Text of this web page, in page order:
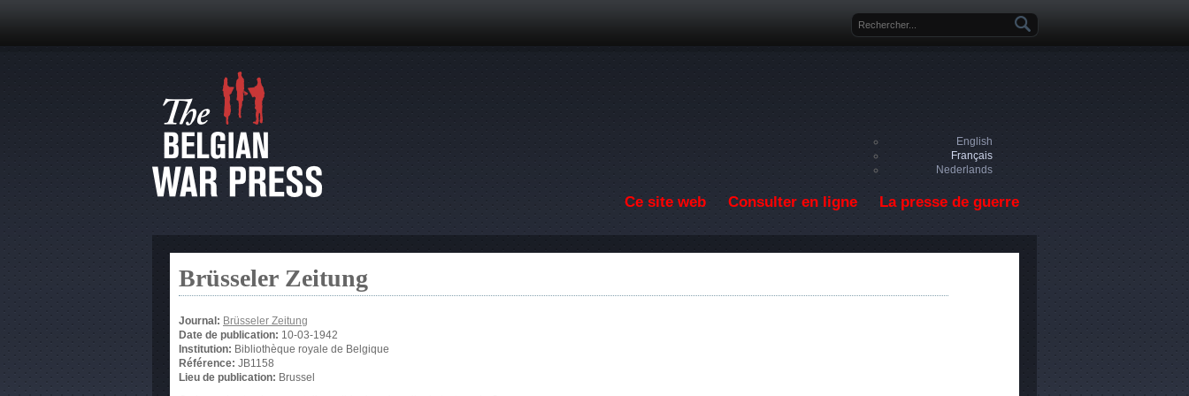
Formulaire de recherche
English
Français
Nederlands
Ce site web Consulter en ligne La presse de guerre
Brüsseler Zeitung
Journal: Brüsseler Zeitung
Date de publication: 10-03-1942
Institution: Bibliothèque royale de Belgique
Référence: JB1158
Lieu de publication: Brussel